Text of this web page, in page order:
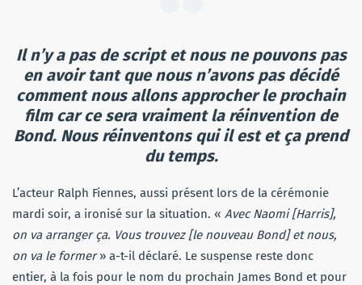
Il n’y a pas de script et nous ne pouvons pas
en avoir tant que nous n’avons pas décidé
comment nous allons approcher le prochain
film car ce sera vraiment la réinvention de
Bond. Nous réinventons qui il est et ça prend
du temps.
L’acteur Ralph Fiennes, aussi présent lors de la cérémonie
mardi soir, a ironisé sur la situation. « Avec Naomi [Harris],
on va arranger ça. Vous trouvez [le nouveau Bond] et nous,
on va le former» a-t-il déclaré. Le suspense reste donc
entier, à la fois pour le nom du prochain James Bond et pour